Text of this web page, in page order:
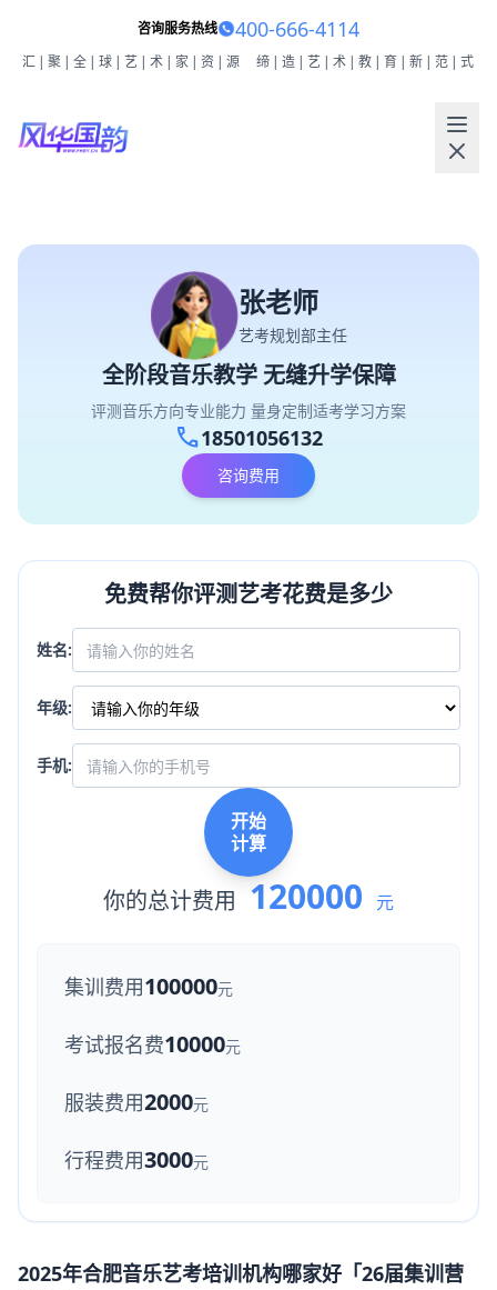
咨询服务热线 400-666-4114
汇|聚|全|球|艺|术|家|资|源 缔|造|艺|术|教|育|新|范|式
张老师
艺考规划部主任
全阶段音乐教学 无缝升学保障
评测音乐方向专业能力 量身定制适考学习方案
call18501056132
咨询费用
免费帮你评测艺考花费是多少
姓名:
年级:
手机:
开始
计算
你的总计费用 120000 元
集训费用100000元
考试报名费10000元
服装费用2000元
行程费用3000元
2025年合肥音乐艺考培训机构哪家好「26届集训营